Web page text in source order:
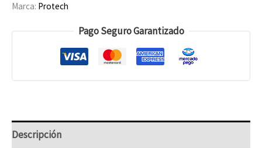
Marca: Protech
Pago Seguro Garantizado
Descripción